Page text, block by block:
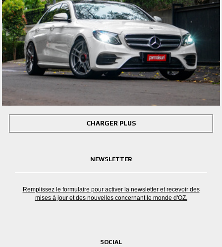
CHARGER PLUS
NEWSLETTER
Remplissez le formulaire pour activer la newsletter et recevoir des
mises à jour et des nouvelles concernant le monde d'OZ.
SOCIAL